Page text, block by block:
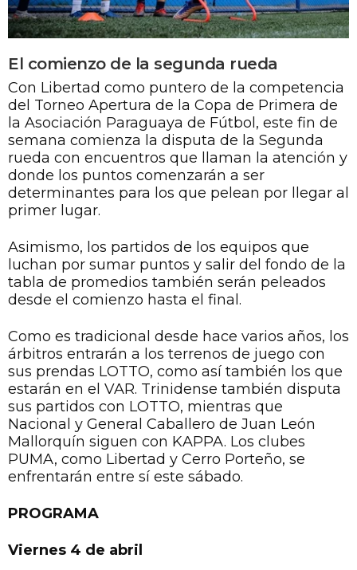
El comienzo de la segunda rueda
Con Libertad como puntero de la competencia
del Torneo Apertura de la Copa de Primera de
la Asociación Paraguaya de Fútbol, este fin de
semana comienza la disputa de la Segunda
rueda con encuentros que llaman la atención y
donde los puntos comenzarán a ser
determinantes para los que pelean por llegar al
primer lugar.
Asimismo, los partidos de los equipos que
luchan por sumar puntos y salir del fondo de la
tabla de promedios también serán peleados
desde el comienzo hasta el final.
Como es tradicional desde hace varios años, los
árbitros entrarán a los terrenos de juego con
sus prendas LOTTO, como así también los que
estarán en el VAR. Trinidense también disputa
sus partidos con LOTTO, mientras que
Nacional y General Caballero de Juan León
Mallorquín siguen con KAPPA. Los clubes
PUMA, como Libertad y Cerro Porteño, se
enfrentarán entre sí este sábado.
PROGRAMA
Viernes 4 de abril